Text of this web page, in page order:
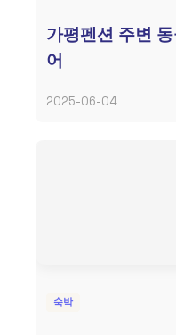
가평펜션 주변
어
2025-06-04
숙박